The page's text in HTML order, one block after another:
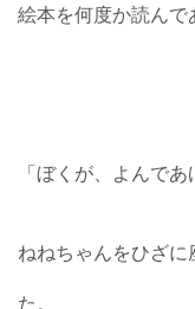
絵本を何度か読んで
「ぼくが、よんであ
ねねちゃんをひざに
た。